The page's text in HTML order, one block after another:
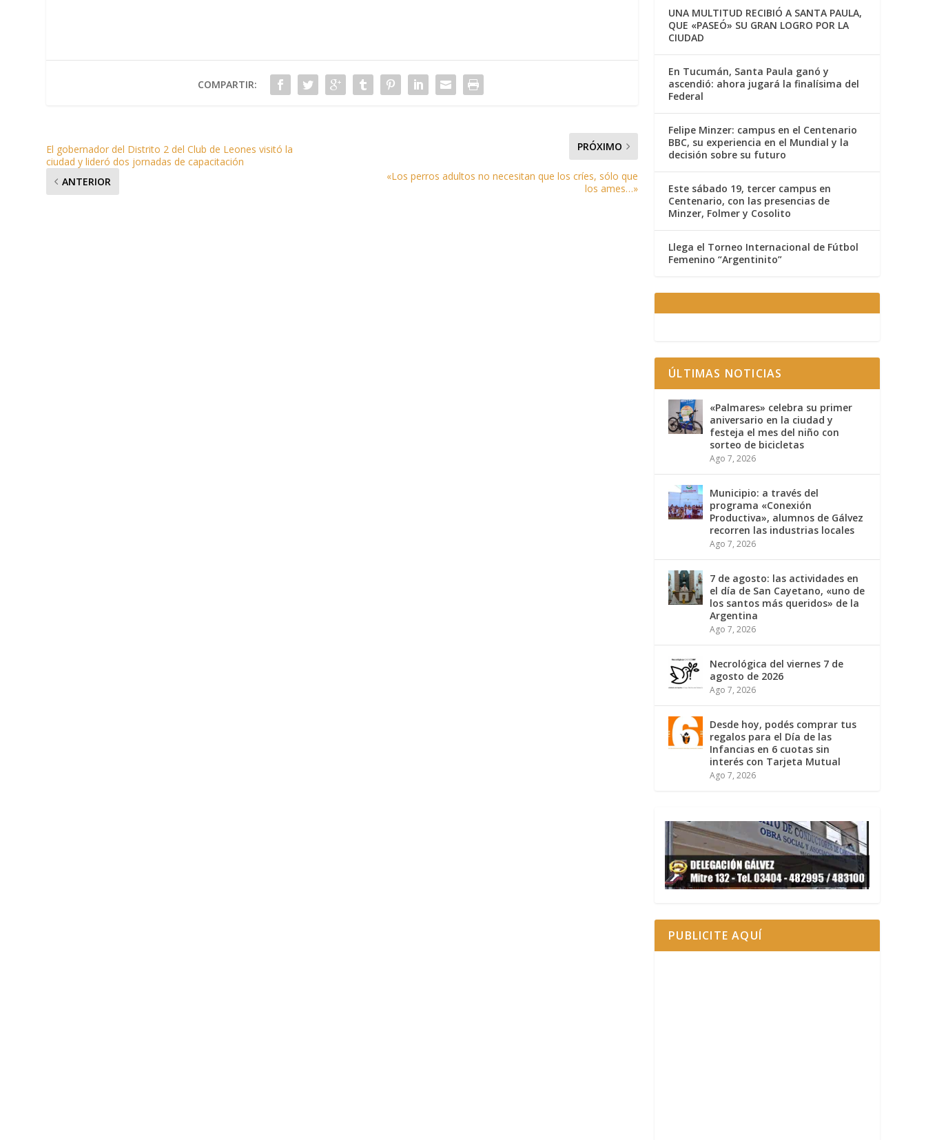
COMPARTIR:
El gobernador del Distrito 2 del Club de Leones visitó la
ciudad y lideró dos jornadas de capacitación
ANTERIOR
PRÓXIMO
«Los perros adultos no necesitan que los críes, sólo que
los ames…»
UNA MULTITUD RECIBIÓ A SANTA PAULA,
QUE «PASEÓ» SU GRAN LOGRO POR LA
CIUDAD
En Tucumán, Santa Paula ganó y
ascendió: ahora jugará la finalísima del
Federal
Felipe Minzer: campus en el Centenario
BBC, su experiencia en el Mundial y la
decisión sobre su futuro
Este sábado 19, tercer campus en
Centenario, con las presencias de
Minzer, Folmer y Cosolito
Llega el Torneo Internacional de Fútbol
Femenino “Argentinito”
ÚLTIMAS NOTICIAS
«Palmares» celebra su primer
aniversario en la ciudad y
festeja el mes del niño con
sorteo de bicicletas
Ago 7, 2026
Municipio: a través del
programa «Conexión
Productiva», alumnos de Gálvez
recorren las industrias locales
Ago 7, 2026
7 de agosto: las actividades en
el día de San Cayetano, «uno de
los santos más queridos» de la
Argentina
Ago 7, 2026
Necrológica del viernes 7 de
agosto de 2026
Ago 7, 2026
Desde hoy, podés comprar tus
regalos para el Día de las
Infancias en 6 cuotas sin
interés con Tarjeta Mutual
Ago 7, 2026
PUBLICITE AQUÍ